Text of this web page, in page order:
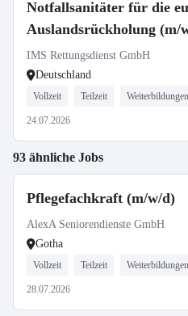
Notfallsanitäter für die
Auslandsrückholung (m/
IMS Rettungsdienst GmbH
Deutschland
Vollzeit Teilzeit Weiterbildungen
24.07.2026
93 ähnliche Jobs
Pflegefachkraft (m/w/d)
AlexA Seniorendienste GmbH
Gotha
Vollzeit Teilzeit Weiterbildungen
28.07.2026